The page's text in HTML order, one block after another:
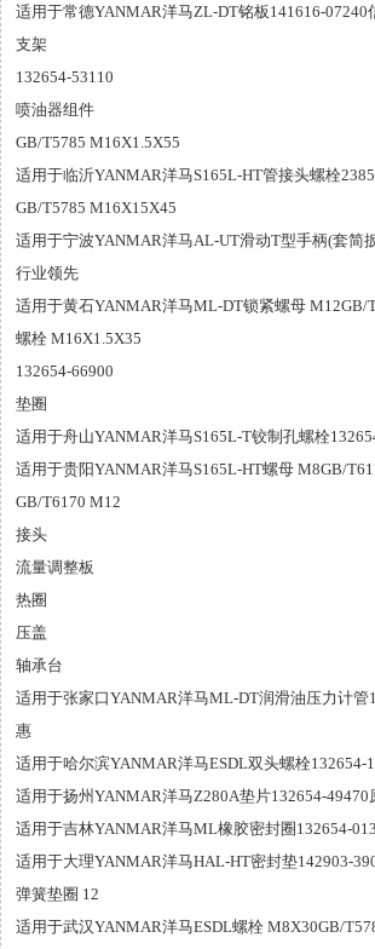
适用于常德YANMAR洋马ZL-DT铭板141616-07240
支架
132654-53110
喷油器组件
GB/T5785 M16X1.5X55
适用于临沂YANMAR洋马S165L-HT管接头螺栓
GB/T5785 M16X15X45
适用于宁波YANMAR洋马AL-UT滑动T型手柄(套简
行业领先
适用于黄石YANMAR洋马ML-DT锁紧螺母 M12GB/
螺栓 M16X1.5X35
132654-66900
垫圈
适用于舟山YANMAR洋马S165L-T铰制孔螺栓
适用于贵阳YANMAR洋马S165L-HT螺母 M8GB/
GB/T6170 M12
接头
流量调整板
热圈
压盖
轴承台
适用于张家口YANMAR洋马ML-DT润滑油压力计管
惠
适用于哈尔滨YANMAR洋马ESDL双头螺栓132654-
适用于扬州YANMAR洋马Z280A垫片132654-49470
适用于吉林YANMAR洋马ML橡胶密封圈132654-
适用于大理YANMAR洋马HAL-HT密封垫142903-
弹簧垫圈 12
适用于武汉YANMAR洋马ESDL螺栓 M8X30GB/